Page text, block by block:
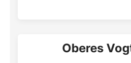
Oberes